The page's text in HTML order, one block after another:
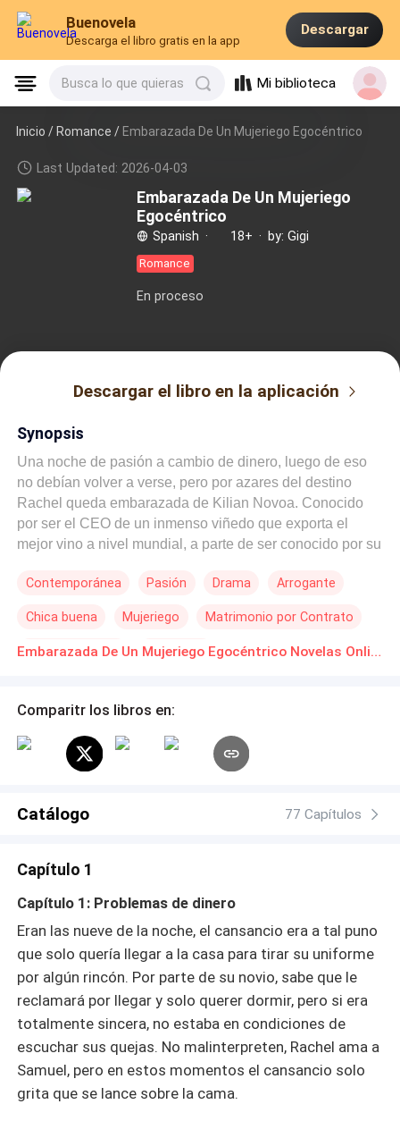
Buenovela
Descarga el libro gratis en la app
Descargar
Busca lo que quieras Mi biblioteca
Inicio /Romance / Embarazada De Un Mujeriego Egocéntrico
Last Updated: 2026-04-03
Embarazada De Un Mujeriego
Egocéntrico
Spanish · 18+ · by: Gigi
Romance
En proceso
Descargar el libro en la aplicación
Synopsis
Una noche de pasión a cambio de dinero, luego de eso
no debían volver a verse, pero por azares del destino
Rachel queda embarazada de Kilian Novoa. Conocido
por ser el CEO de un inmenso viñedo que exporta el
mejor vino a nivel mundial, a parte de ser conocido por su
embarazo, pero él ha dejado en claro que no desea a ese
Un día Kilian aparece en su casa para pedirle
matrimonio. —Fuera de mi casa— dijo totalmente seria.
trato? —Yo les doy todo lo que necesitan tu hijo y tú, a
mira a este hombre y definitivamente se ha vuelto loco.
Contemporánea Pasión Drama Arrogante
Chica buena Mujeriego Matrimonio por Contrato
De Odio al Amor Embarazo Embarazada De Un Mujeriego Egocéntrico Novelas Online Descarga gratuita de PDF
Comparitr los libros en:
Catálogo 77 Capítulos
Capítulo 1
Capítulo 1: Problemas de dinero
Eran las nueve de la noche, el cansancio era a tal puno
que solo quería llegar a la casa para tirar su uniforme
por algún rincón. Por parte de su novio, sabe que le
reclamará por llegar y solo querer dormir, pero si era
totalmente sincera, no estaba en condiciones de
escuchar sus quejas. No malinterpreten, Rachel ama a
Samuel, pero en estos momentos el cansancio solo
grita que se lance sobre la cama.